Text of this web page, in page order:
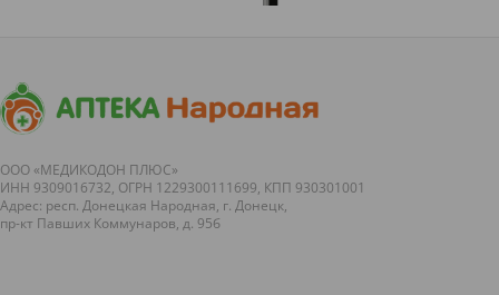
ООО «МЕДИКОДОН ПЛЮС»
ИНН 9309016732, ОГРН 1229300111699, КПП 930301001
Адрес: респ. Донецкая Народная, г. Донецк,
пр-кт Павших Коммунаров, д. 95б